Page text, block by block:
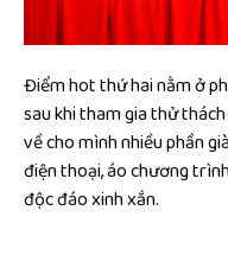
Điểm hot thứ hai nằm ở
sau khi tham gia thử
về cho mình nhiều phần
điện thoại, áo chương
độc đáo xinh xắn.